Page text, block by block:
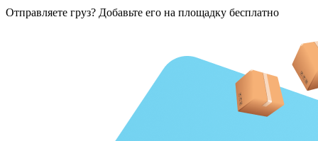
Отправляете груз? Добавьте его на площадку бесплатно